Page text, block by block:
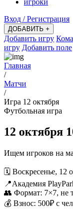
Вход / Регистрация
ДОБАВИТЬ +
Добавить игру
игру Добавить поле
Главная
/
Матчи
/
Игра 12 октября
Футбольная игра
12 октября
Ищем игроков на
🗓 Воскресенье, 12
📍Академия
👥 Формат: 7×7, не
💰 Взнос: 500₽ с